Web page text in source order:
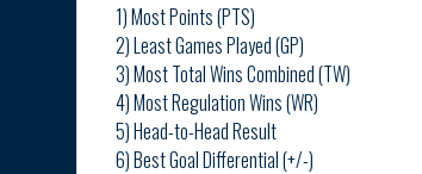
1) Most Points (PTS)
2) Least Games Played (GP)
3) Most Total Wins Combined (TW)
4) Most Regulation Wins (WR)
5) Head-to-Head Result
6) Best Goal Differential (+/-)